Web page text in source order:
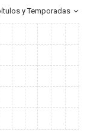
y Temporadas